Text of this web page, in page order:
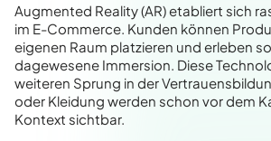
Augmented Reality (AR) etabliert sich
im E-Commerce. Kunden können
eigenen Raum platzieren und erleben
dagewesene Immersion. Diese
weiteren Sprung in der
oder Kleidung werden schon vor dem
Kontext sichtbar.